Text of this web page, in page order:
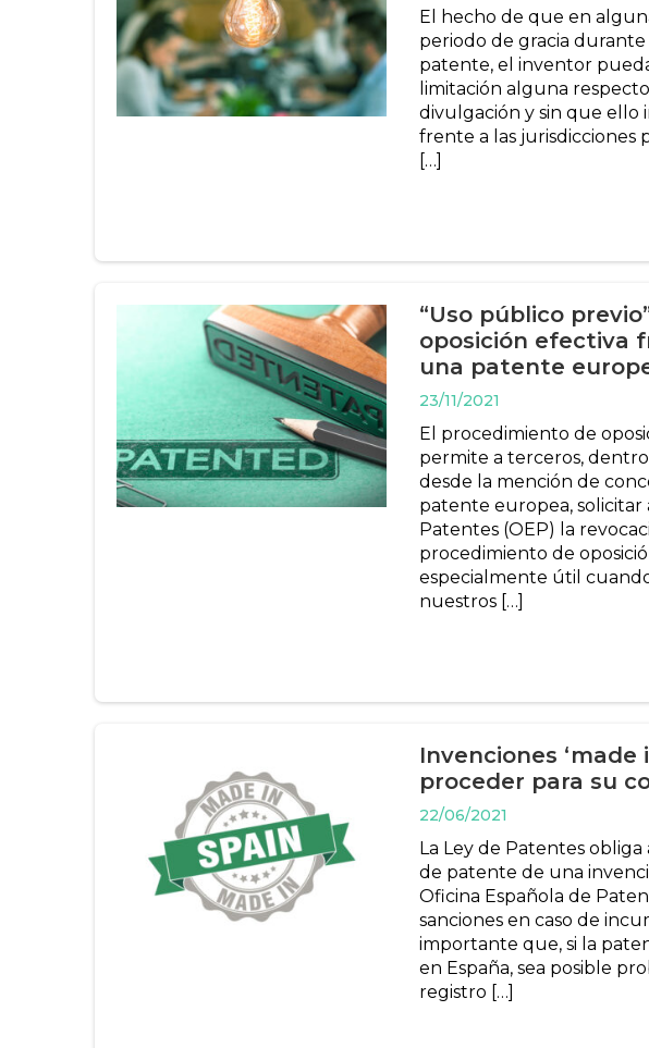
El hecho de que en
periodo de gracia
patente, el inventor
limitación alguna
divulgación y sin que
frente a las jurisdicciones
[…]
“Uso público
oposición efectiva
una patente
23/11/2021
El procedimiento de
permite a terceros,
desde la mención de
patente europea, solicitar
Patentes (OEP) la
procedimiento de
especialmente útil
nuestros […]
Invenciones ‘made
proceder para su
22/06/2021
La Ley de Patentes
de patente de una
Oficina Española de
sanciones en caso de
importante que, si la
en España, sea posible
registro […]